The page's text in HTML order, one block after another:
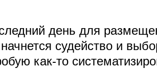
день для
судейство и
как-то